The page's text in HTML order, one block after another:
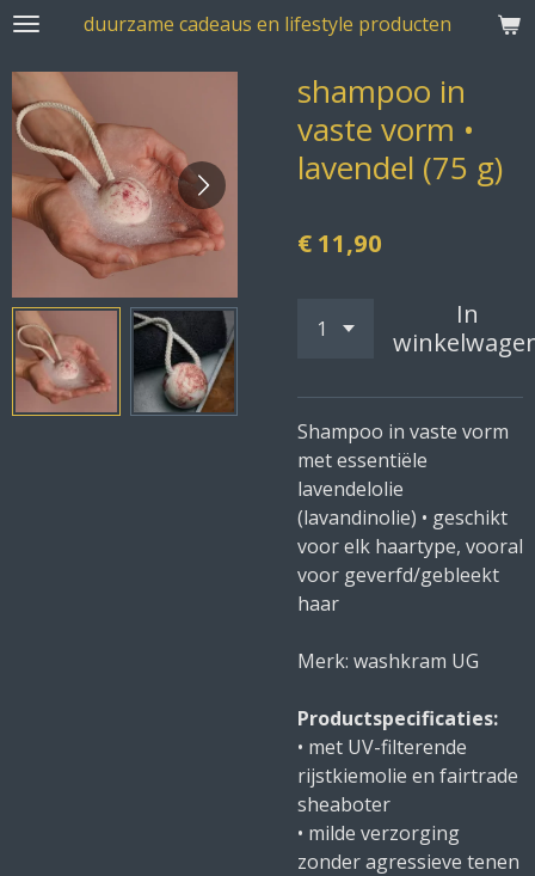
Ga
de
hoofdinhoud
duurzame cadeaus en lifestyle producten
shampoo in
vaste vorm •
lavendel (75 g)
€ 11,90
In
Shampoo in vaste vorm
met essentiële
lavendelolie
(lavandinolie) • geschikt
voor elk haartype, vooral
voor geverfd/gebleekt
haar
Merk: washkram UG
Productspecificaties:
• met UV-filterende
rijstkiemolie en fairtrade
sheaboter
• milde verzorging
zonder agressieve tenen